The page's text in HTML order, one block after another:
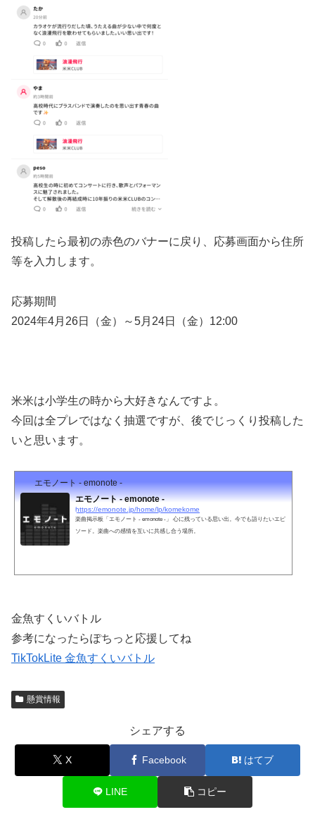
投稿したら最初の赤色のバナーに戻り、応募画面から住所
等を入力します。
応募期間
2024年4月26日（金）～5月24日（金）12:00
米米は小学生の時から大好きなんですよ。
今回は全プレではなく抽選ですが、後でじっくり投稿した
いと思います。
エモノート - emonote -
エモノート - emonote -
https://emonote.jp/home/lp/komekome
楽曲掲示板「エモノート - emonote -」 心に残っている思い出。今でも語りたいエピ
ソード。楽曲への感情を互いに共感し合う場所。
金魚すくいバトル
参考になったらぽちっと応援してね
TikTokLite 金魚すくいバトル
懸賞情報
シェアする
X Facebook はてブ
LINE コピー